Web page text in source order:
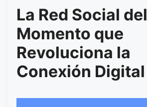
La Red Social del
Momento que
Revoluciona la
Conexión Digital